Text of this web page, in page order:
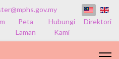
Peta
Laman
Hubungi
Kami
Direktori